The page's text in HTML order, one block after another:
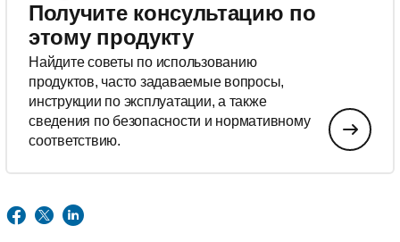
Получите консультацию по
этому продукту
Найдите советы по использованию
продуктов, часто задаваемые вопросы,
инструкции по эксплуатации, а также
сведения по безопасности и нормативному
соответствию.